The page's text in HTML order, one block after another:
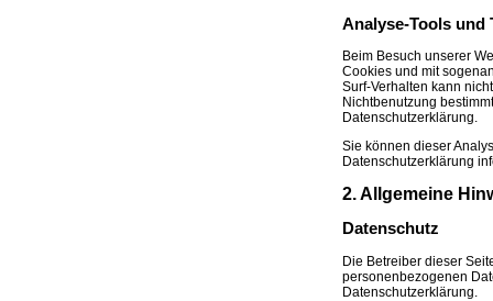
Analyse-Tools und
Beim Besuch unserer
Cookies und mit
Surf-Verhalten kann
Nichtbenutzung
Datenschutzerklärung.
Sie können dieser
Datenschutzerklärung
2. Allgemeine
Datenschutz
Die Betreiber dieser
personenbezogenen
Datenschutzerklärung.